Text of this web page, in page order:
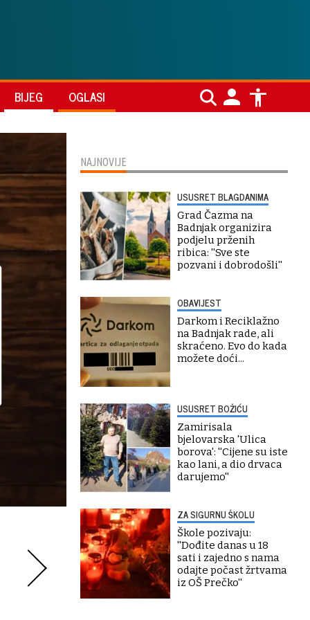
BIJEG OGLASI
NAJNOVIJE
USUSRET BLAGDANIMA
Grad Čazma na
Badnjak organizira
podjelu prženih
ribica: ''Sve ste
pozvani i dobrodošli''
OBAVIJEST
Darkom i Reciklažno
na Badnjak rade, ali
skraćeno. Evo do kada
možete doći...
USUSRET BOŽIĆU
Zamirisala
bjelovarska 'Ulica
borova': ''Cijene su iste
kao lani, a dio drvaca
darujemo''
ZA SIGURNU ŠKOLU
Škole pozivaju:
''Dođite danas u 18
sati i zajedno s nama
odajte počast žrtvama
iz OŠ Prečko''